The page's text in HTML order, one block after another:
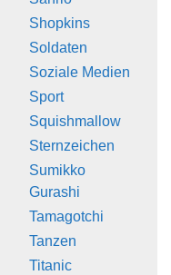
Shopkins
Soldaten
Soziale Medien
Sport
Squishmallow
Sternzeichen
Sumikko
Gurashi
Tamagotchi
Tanzen
Titanic